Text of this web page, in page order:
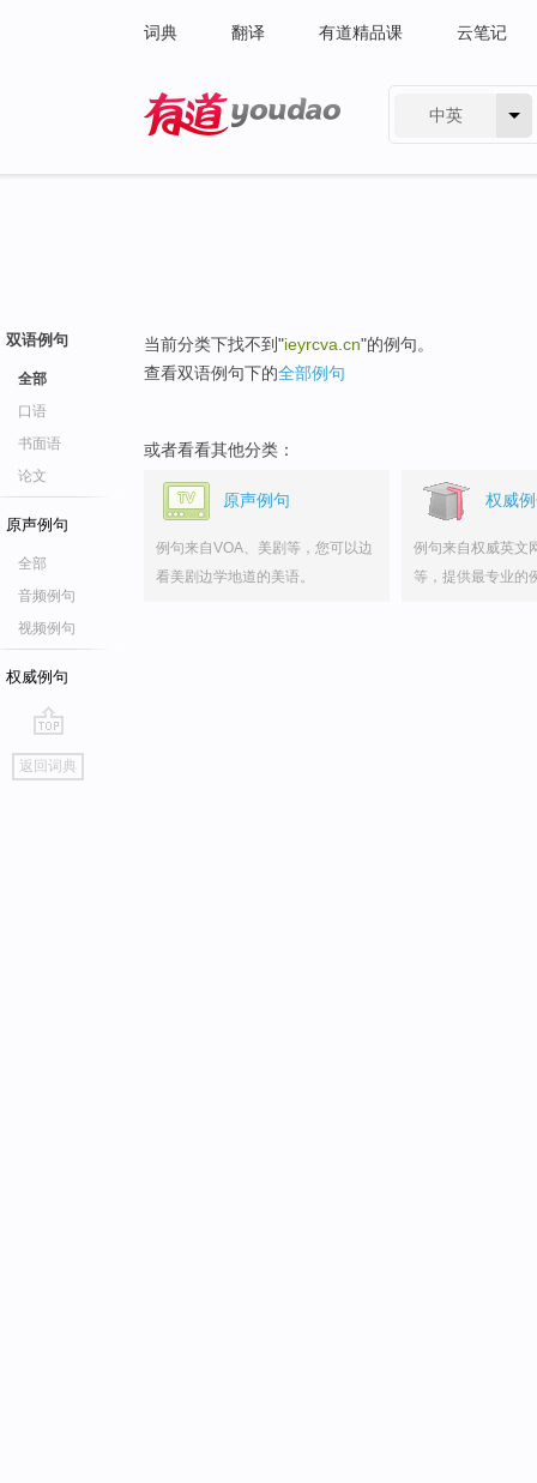
词典 翻译 有道精品课 云笔记
中英
双语例句
全部
口语
书面语
论文
原声例句
全部
音频例句
视频例句
权威例句
go
top
返回词典
当前分类下找不到"ieyrcva.cn"的例句。
查看双语例句下的全部例句
或者看看其他分类：
原声例句
例句来自VOA、美剧等，您可以边
看美剧边学地道的美语。
权威
例句来自权威英文
等，提供最专业的